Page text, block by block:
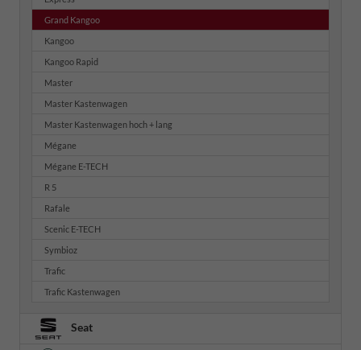
Grand Kangoo
Kangoo
Kangoo Rapid
Master
Master Kastenwagen
Master Kastenwagen hoch + lang
Mégane
Mégane E-TECH
R 5
Rafale
Scenic E-TECH
Symbioz
Trafic
Trafic Kastenwagen
Seat